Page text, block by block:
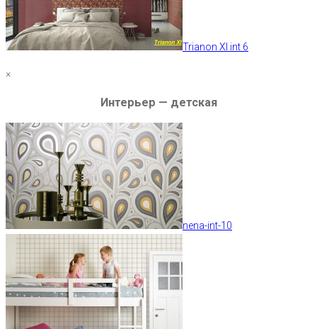
Trianon XI int 6
×
Интерьер — детская
nena-int-10